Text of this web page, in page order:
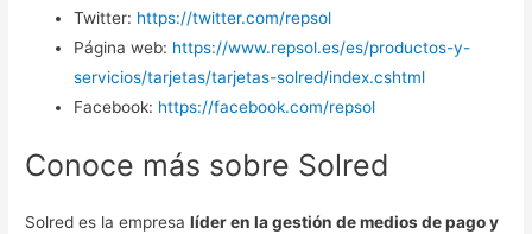
Twitter: https://twitter.com/repsol
Página web: https://www.repsol.es/es/productos-y-
servicios/tarjetas/tarjetas-solred/index.cshtml
Facebook: https://facebook.com/repsol
Conoce más sobre Solred
Solred es la empresalíder en la gestión de medios de pago y